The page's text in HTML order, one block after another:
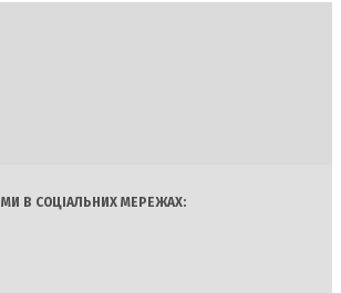
МИ В СОЦІАЛЬНИХ МЕРЕЖАХ: